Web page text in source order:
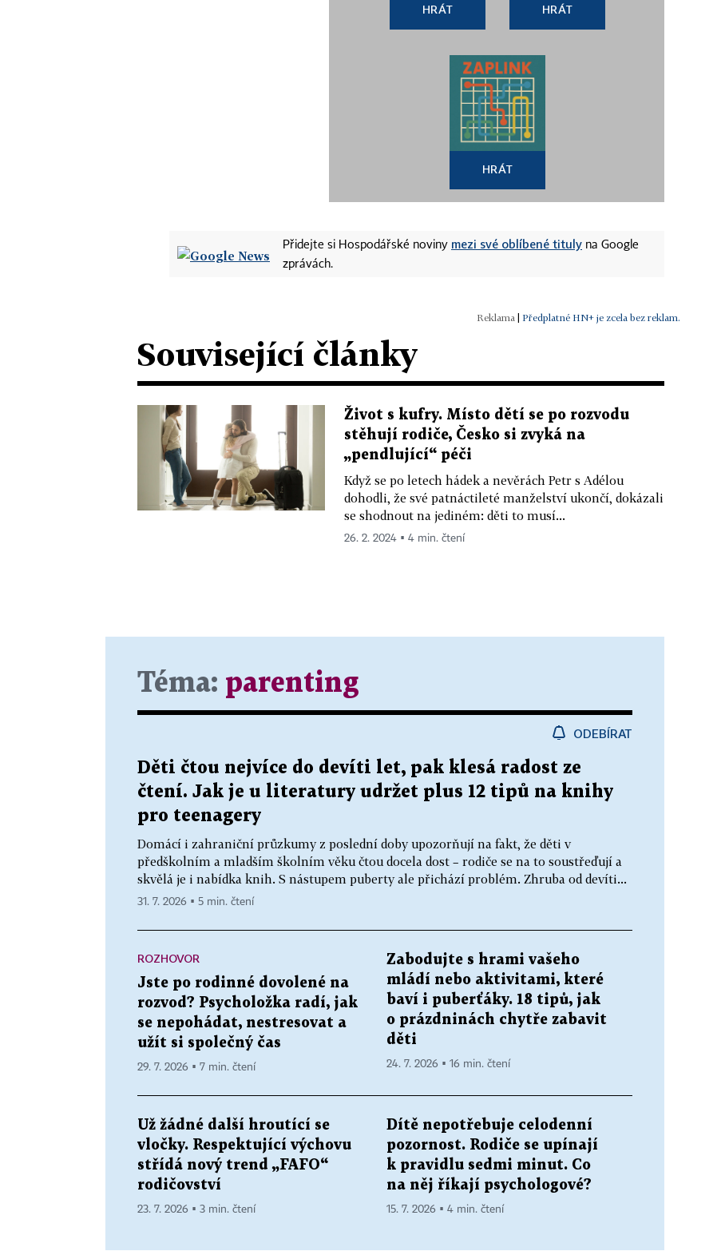
HRÁT HRÁT
HRÁT
Přidejte si Hospodářské noviny mezi své oblíbené tituly na Google
zprávách.
| Předplatné HN+ je zcela bez reklam.
Související články
Život s kufry. Místo dětí se po rozvodu
stěhují rodiče, Česko si zvyká na
„pendlující“ péči
Když se po letech hádek a nevěrách Petr s Adélou
dohodli, že své patnáctileté manželství ukončí, dokázali
se shodnout na jediném: děti to musí...
26. 2. 2024 ▪ 4 min. čtení
Téma: parenting
ODEBÍRAT
Děti čtou nejvíce do devíti let, pak klesá radost ze
čtení. Jak je u literatury udržet plus 12 tipů na knihy
pro teenagery
Domácí i zahraniční průzkumy z poslední doby upozorňují na fakt, že děti v
předškolním a mladším školním věku čtou docela dost – rodiče se na to soustřeďují a
skvělá je i nabídka knih. S nástupem puberty ale přichází problém. Zhruba od devíti...
31. 7. 2026 ▪ 5 min. čtení
ROZHOVOR
Jste po rodinné dovolené na
rozvod? Psycholožka radí, jak
se nepohádat, nestresovat a
užít si společný čas
29. 7. 2026 ▪ 7 min. čtení
Zabodujte s hrami vašeho
mládí nebo aktivitami, které
baví i puberťáky. 18 tipů, jak
o prázdninách chytře zabavit
děti
24. 7. 2026 ▪ 16 min. čtení
Už žádné další hroutící se
vločky. Respektující výchovu
střídá nový trend „FAFO“
rodičovství
23. 7. 2026 ▪ 3 min. čtení
Dítě nepotřebuje celodenní
pozornost. Rodiče se upínají
k pravidlu sedmi minut. Co
na něj říkají psychologové?
15. 7. 2026 ▪ 4 min. čtení